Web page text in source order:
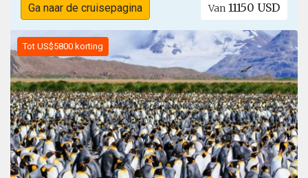
Ga naar de cruisepagina Van 11150 USD
Tot US$5800 korting